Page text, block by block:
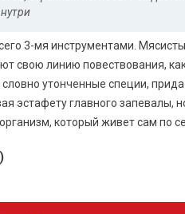
3-мя инструментами.
свою линию повествования,
утонченные специи,
эстафету главного запевалы,
который живет сам по